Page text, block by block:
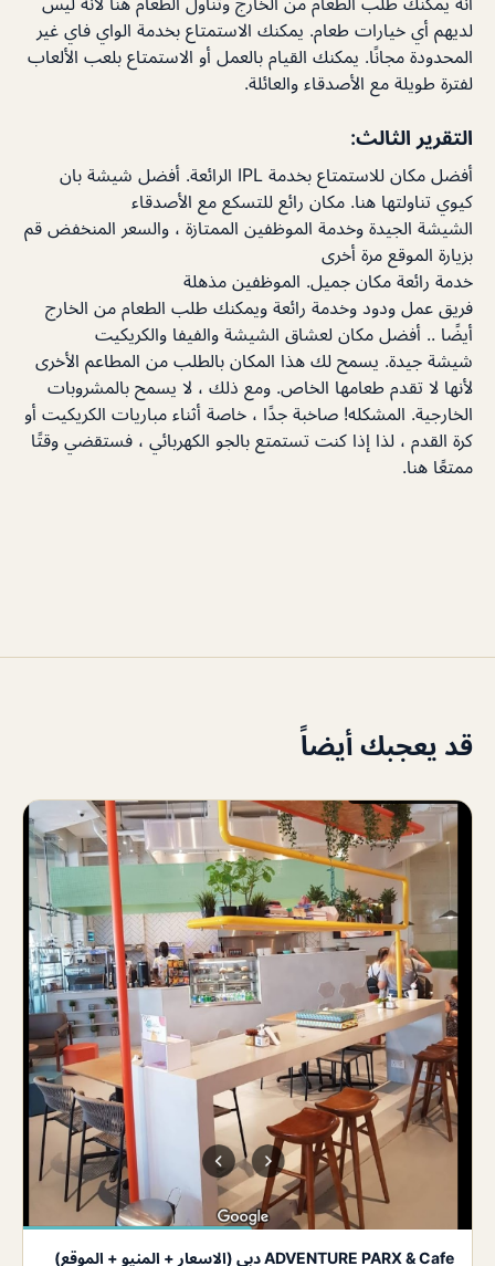
لديهم أي خيارات طعام. يمكنك الاستمتاع بخدمة الواي فاي غير
المحدودة مجانًا. يمكنك القيام بالعمل أو الاستمتاع بلعب الألعاب
لفترة طويلة مع الأصدقاء والعائلة.
التقرير الثالث:
أفضل مكان للاستمتاع بخدمة IPL الرائعة. أفضل شيشة بان
كيوي تناولتها هنا. مكان رائع للتسكع مع الأصدقاء
الشيشة الجيدة وخدمة الموظفين الممتازة ، والسعر المنخفض قم
بزيارة الموقع مرة أخرى
خدمة رائعة مكان جميل. الموظفين مذهلة
فريق عمل ودود وخدمة رائعة ويمكنك طلب الطعام من الخارج
أيضًا .. أفضل مكان لعشاق الشيشة والفيفا والكريكيت
شيشة جيدة. يسمح لك هذا المكان بالطلب من المطاعم الأخرى
لأنها لا تقدم طعامها الخاص. ومع ذلك ، لا يسمح بالمشروبات
الخارجية. المشكله! صاخبة جدًا ، خاصة أثناء مباريات الكريكيت أو
كرة القدم ، لذا إذا كنت تستمتع بالجو الكهربائي ، فستقضي وقتًا
ممتعًا هنا.
قد يعجبك أيضاً
ADVENTURE PARX & Cafe دبي (الاسعار + المنيو + الموقع)